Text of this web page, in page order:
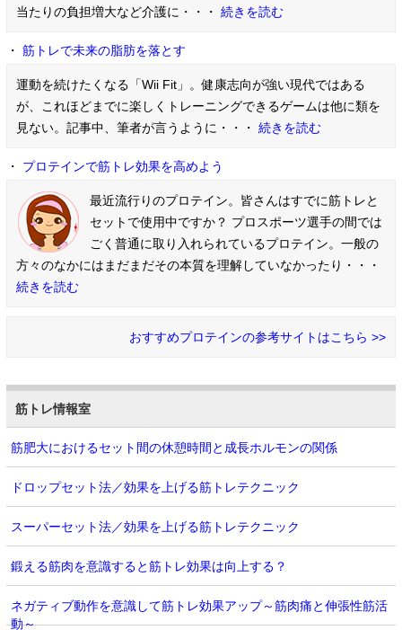
当たりの負担増大など介護に・・・ 続きを読む
・ 筋トレで未来の脂肪を落とす
運動を続けたくなる「Wii Fit」。健康志向が強い現代ではある
が、これほどまでに楽しくトレーニングできるゲームは他に類を
見ない。記事中、筆者が言うように・・・ 続きを読む
・ プロテインで筋トレ効果を高めよう
最近流行りのプロテイン。皆さんはすでに筋トレと
セットで使用中ですか？ プロスポーツ選手の間では
ごく普通に取り入れられているプロテイン。一般の
方々のなかにはまだまだその本質を理解していなかったり・・・
続きを読む
おすすめプロテインの参考サイトはこちら >>
筋トレ情報室
筋肥大におけるセット間の休憩時間と成長ホルモンの関係
ドロップセット法／効果を上げる筋トレテクニック
スーパーセット法／効果を上げる筋トレテクニック
鍛える筋肉を意識すると筋トレ効果は向上する？
ネガティブ動作を意識して筋トレ効果アップ～筋肉痛と伸張性筋活
動～